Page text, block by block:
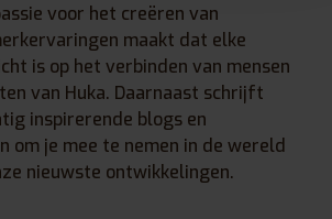
voor het creëren van
maakt dat elke
is op het verbinden van mensen
van Huka. Daarnaast schrijft
inspirerende blogs en
om je mee te nemen in de wereld
nieuwste ontwikkelingen.